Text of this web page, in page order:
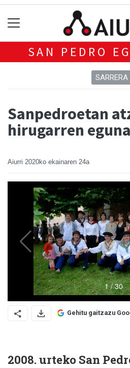
SAN PEDRO
SARRERA
Sanpedroetan
hirugarren eguna
Aiurri 2020ko ekainaren 24a
Gehitu gaitzazu
2008. urteko San